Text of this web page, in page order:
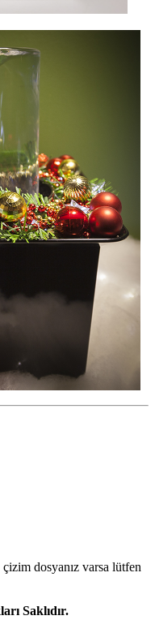
dosyanız varsa lütfen
Saklıdır.